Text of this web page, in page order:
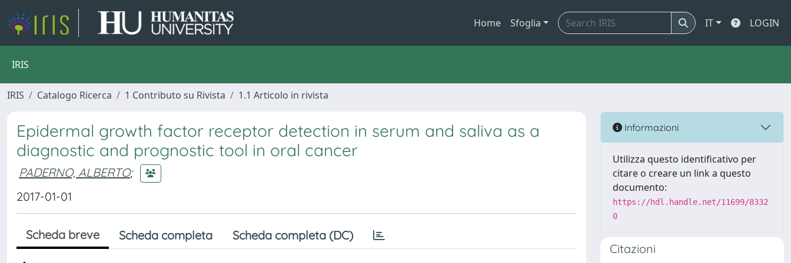
Home Sfoglia IT LOGIN
IRIS
IRIS Catalogo Ricerca 1 Contributo su Rivista 1.1 Articolo in rivista
Epidermal growth factor receptor detection in serum and saliva as a
diagnostic and prognostic tool in oral cancer
PADERNO, ALBERTO;
2017-01-01
Scheda breve Scheda completa Scheda completa (DC)
Informazioni
Utilizza questo identificativo per
citare o creare un link a questo
documento:
https://hdl.handle.net/11699/8332
0
Citazioni